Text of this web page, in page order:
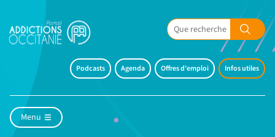
Podcasts Agenda Offres d'emploi Infos utiles
Menu